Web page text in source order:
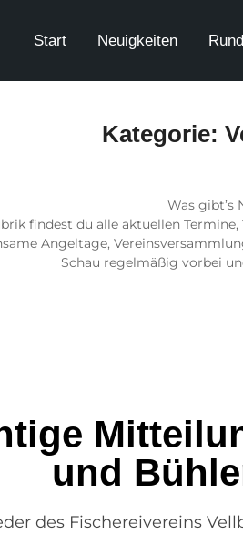
Start Neuigkeiten
Kategorie:
Was gibt’s
findest du alle aktuellen
Angeltage,
Schau regelmäßig vorbei
und
des Fischereivereins